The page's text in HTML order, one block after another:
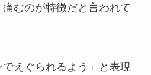
むのが特徴だと言われて
でえぐられるよう」と表現